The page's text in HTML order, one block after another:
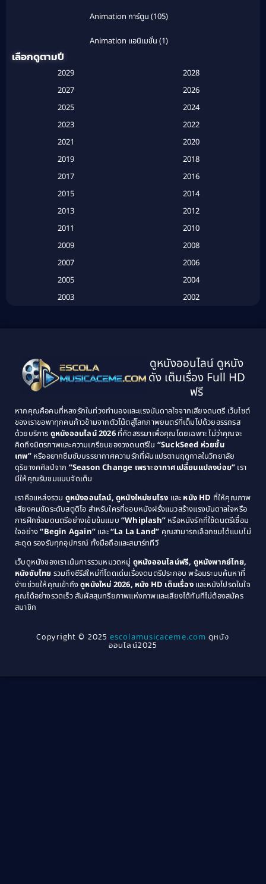
Animation การ์ตูน (105)
Animation แอนิเมชั่น (1)
Based on a True Story สร้างจากเรื่องจริง(2)
Based on a True Story เรื่องจริง (20)
Based on a True Story เรื่องจริง (16)
(134)
Classic หนังคลาสสิก(21)
Classic หนังคลาสสิก(25)
Comedy ตลก(46)
Comedy ตลก(515)
Coming of Age ก้าวพ้นวัย(1)
Coming-of-Age(3)
Community(1)
Crime อาชญากรรม(78)
Cult Film(4)
เลือกดูตามปี
2029
2028
2027
2026
2025
2024
2023
2022
2021
2020
2019
2018
2017
2016
2015
2014
2013
2012
2011
2010
2009
2008
2007
2006
2005
2004
2003
2002
1995
1994
1993
1992
1989
1988
1987
1986
1985
1984
1983
1982
1979
1978
1976
1975
1974
1971
1970
1969
1968
1964
1963
1940
ดูหนังออนไลน์ ดูหนัง
ดัง เต็มเรื่อง Full HD
ฟรี
หากคุณคือคนที่หลงรักในท่วงทำนองและแรงบันดาลใจจากเสียงดนตรี เว็บไซต์
ของเราขอพาทุกคนก้าวข้ามจากตัวโน้ตสู่โลกภาพยนตร์ที่เต็มไปด้วยอรรถรส
ด้วยบริการ ดูหนังออนไลน์ 2026ที่คัดสรรมาเพื่อคุณโดยเฉพาะ ไม่ว่าคุณจะ
คิดถึงมิตรภาพและความเกรียนของวงดนตรีใน “SuckSeed ห่วยขั้น
เทพ”หรืออยากซึมซับบรรยากาศความรักที่ผันแปรตามฤดูกาลในวิทยาลัย
ดุริยางคศิลป์จาก “Season Change เพราะอากาศเปลี่ยนแปลงบ่อย” เรา
มีให้คุณรับชมแบบจัดเต็ม
เราคือแหล่งรวม ดูหนังออนไลน์, ดูหนังใหม่ชนโรง และ หนัง HD ที่ให้คุณภาพ
เสียงคมชัดระดับสตูดิโอ สำหรับใครที่ชอบหนังฝรั่งแนวสร้างแรงบันดาลใจหรือ
การฝึกซ้อมดนตรีอย่างเข้มข้นแบบ “Whiplash” หรือหนังรักที่ใช้ดนตรีเชื่อม
ใจอย่าง“Begin Again” และ“La La Land” คุณสามารถเลือกชมได้แบบไม่
สะดุด รองรับทุกอุปกรณ์ ทั้งมือถือและสมาร์ททีวี
เว็บดูหนังของเราเน้นการรวมหมวดหมู่ ดูหนังออนไลน์ฟรี, ดูหนังพากย์ไทย,
หนังซับไทย รวมถึงซีรีส์ใหม่ที่โดดเด่นเรื่องดนตรีประกอบ พร้อมระบบค้นหาที่
ง่ายช่วยให้คุณเข้าถึงดูหนังใหม่ 2026, หนัง HD เต็มเรื่องและหนังโปรดในใจ
คุณได้อย่างรวดเร็ว สัมผัสสุนทรียภาพแห่งภาพและเสียงได้ทันทีไม่ต้องสมัคร
สมาชิก
Copyright © 2025escolamusicaceme.com ดูหนัง
ออนไลน์2025